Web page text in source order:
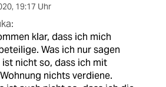
, 19:17 Uhr
klar, dass ich mich
Was ich nur sagen
ist nicht so, dass ich mit
nichts verdiene.